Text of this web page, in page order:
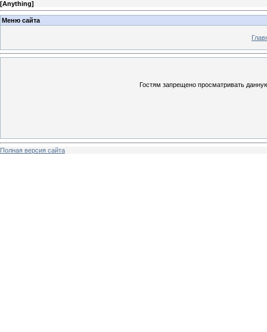
[Anything]
Меню сайта
Гостям запрещено просматривать
Полная версия сайта